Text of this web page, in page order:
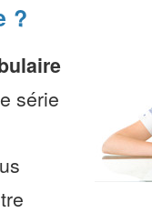
?
série